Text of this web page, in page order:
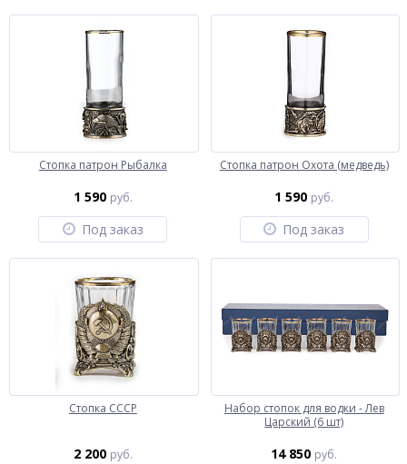
Стопка патрон Рыбалка
1 590 руб.
Под заказ
Стопка патрон Охота (медведь)
1 590 руб.
Под заказ
Стопка СССР
2 200 руб.
Набор стопок для водки - Лев
Царский (6 шт)
14 850 руб.